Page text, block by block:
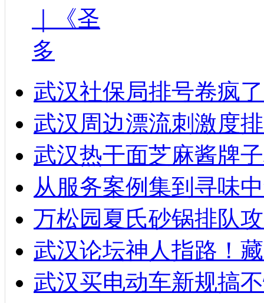
｜《圣
多
武汉社保局排号卷疯
武汉周边漂流刺激度
武汉热干面芝麻酱牌
从服务案例集到寻味
万松园夏氏砂锅排队
武汉论坛神人指路！
武汉买电动车新规搞